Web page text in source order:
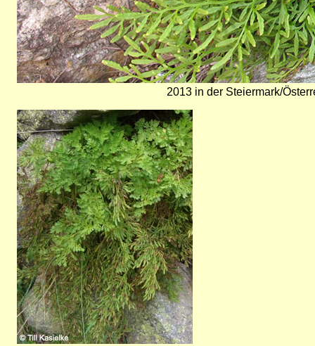
2013 in der Steiermark/
Bild